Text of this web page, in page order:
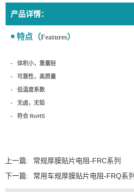
产品详情：
￭ 特点（Features）
- 体积小，重量轻
- 可靠性，高质量
- 低温度系数
- 无卤，无铅
- 符合 RoHS
上一篇:
常规厚膜贴片电阻-FRC系列
下一篇:
常用车规厚膜贴片电阻-FRQ系列